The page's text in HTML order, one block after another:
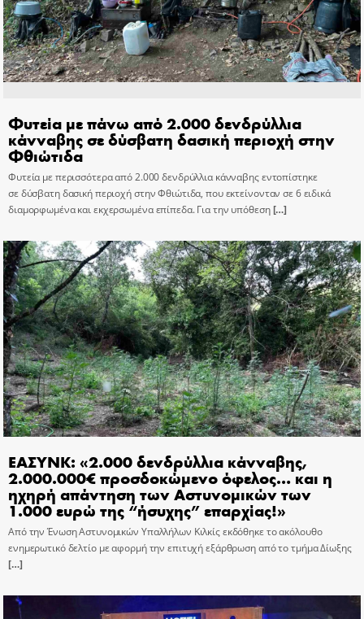
Φυτεία με πάνω από 2.000 δενδρύλλια
κάνναβης σε δύσβατη δασική περιοχή στην
Φθιώτιδα
Φυτεία με περισσότερα από 2.000 δενδρύλλια κάνναβης εντοπίστηκε
σε δύσβατη δασική περιοχή στην Φθιώτιδα, που εκτείνονταν σε 6 ειδικά
διαμορφωμένα και εκχερσωμένα επίπεδα. Για την υπόθεση[…]
ΕΑΣΥΝΚ: «2.000 δενδρύλλια κάνναβης,
2.000.000€ προσδοκώμενο όφελος… και η
ηχηρή απάντηση των Αστυνομικών των
1.000 ευρώ της “ήσυχης” επαρχίας!»
Από την Ένωση Αστυνομικών Υπαλλήλων Κιλκίς εκδόθηκε το ακόλουθο
ενημερωτικό δελτίο με αφορμή την επιτυχή εξάρθρωση από το τμήμα Δίωξης
[…]